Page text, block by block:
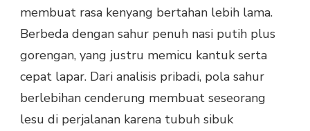
membuat rasa kenyang bertahan lebih lama.
Berbeda dengan sahur penuh nasi putih plus
gorengan, yang justru memicu kantuk serta
cepat lapar. Dari analisis pribadi, pola sahur
berlebihan cenderung membuat seseorang
lesu di perjalanan karena tubuh sibuk